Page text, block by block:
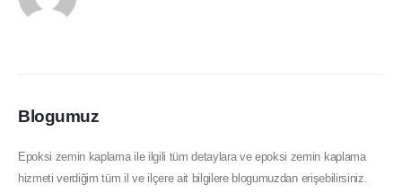
Blogumuz
Epoksi zemin kaplama ile ilgili tüm detaylara ve epoksi zemin kaplama
hizmeti verdiğim tüm il ve ilçere ait bilgilere blogumuzdan erişebilirsiniz.